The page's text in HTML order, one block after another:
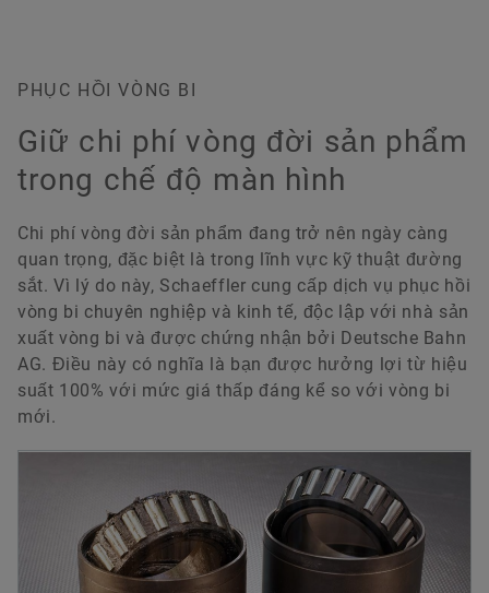
PHỤC HỒI VÒNG BI
Giữ chi phí vòng đời sản phẩm
trong chế độ màn hình
Chi phí vòng đời sản phẩm đang trở nên ngày càng
quan trọng, đặc biệt là trong lĩnh vực kỹ thuật đường
sắt. Vì lý do này, Schaeffler cung cấp dịch vụ phục hồi
vòng bi chuyên nghiệp và kinh tế, độc lập với nhà sản
xuất vòng bi và được chứng nhận bởi Deutsche Bahn
AG. Điều này có nghĩa là bạn được hưởng lợi từ hiệu
suất 100% với mức giá thấp đáng kể so với vòng bi
mới.